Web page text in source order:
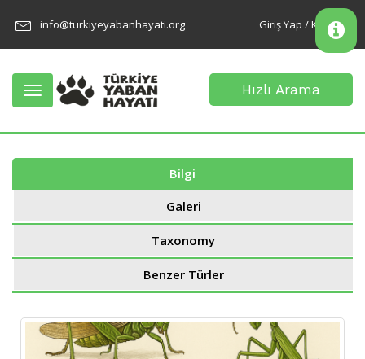
info@turkiyeyabanhayati.org Giriş Yap / Kayıt Ol
Toggle
navigation
Hızlı Arama
Bilgi
Galeri
Taxonomy
Benzer Türler